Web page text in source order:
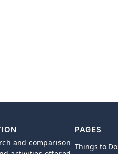
and comparison
PAGES
Things to Do